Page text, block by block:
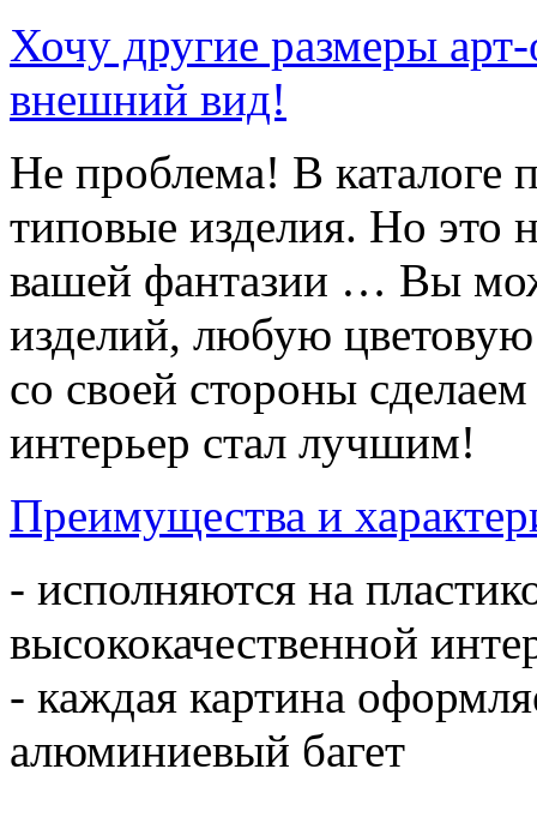
Хочу другие размеры
внешний вид!
Не проблема! В каталоге
типовые изделия. Но это
вашей фантазии … Вы
изделий, любую
со своей стороны
интерьер стал лучшим!
Преимущества и
- исполняются на
высококачественной
- каждая картина
алюминиевый багет